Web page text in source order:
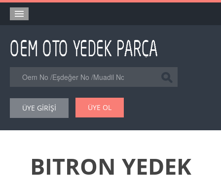
Orjinal Yedek Parça
Eşdeğer Muadil Yedek Parça
Şase Numarası VIN Yedekparça Sorgulama
Hakkımızda
Forum
ÜYE GİRİŞİ ÜYE OL
BITRON YEDEK